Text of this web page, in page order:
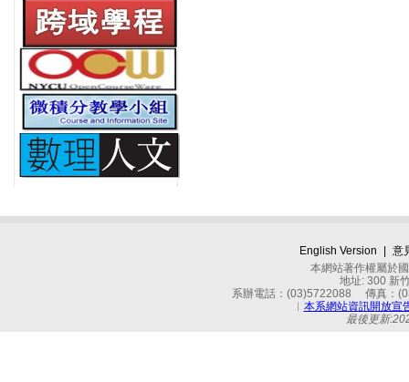
English Version
意
本網站著作權屬於
地址: 300 新
系辦電話：(03)5722088 傳真：
︱ 本系網站資訊開放宣
最後更新